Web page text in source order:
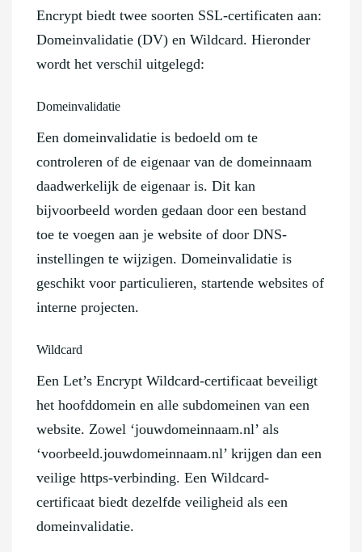
Encrypt biedt twee soorten SSL-certificaten aan:
Domeinvalidatie (DV) en Wildcard. Hieronder
wordt het verschil uitgelegd:
Domeinvalidatie
Een domeinvalidatie is bedoeld om te
controleren of de eigenaar van de domeinnaam
daadwerkelijk de eigenaar is. Dit kan
bijvoorbeeld worden gedaan door een bestand
toe te voegen aan je website of door DNS-
instellingen te wijzigen. Domeinvalidatie is
geschikt voor particulieren, startende websites of
interne projecten.
Wildcard
Een Let’s Encrypt Wildcard-certificaat beveiligt
het hoofddomein en alle subdomeinen van een
website. Zowel ‘jouwdomeinnaam.nl’ als
‘voorbeeld.jouwdomeinnaam.nl’ krijgen dan een
veilige https-verbinding. Een Wildcard-
certificaat biedt dezelfde veiligheid als een
domeinvalidatie.